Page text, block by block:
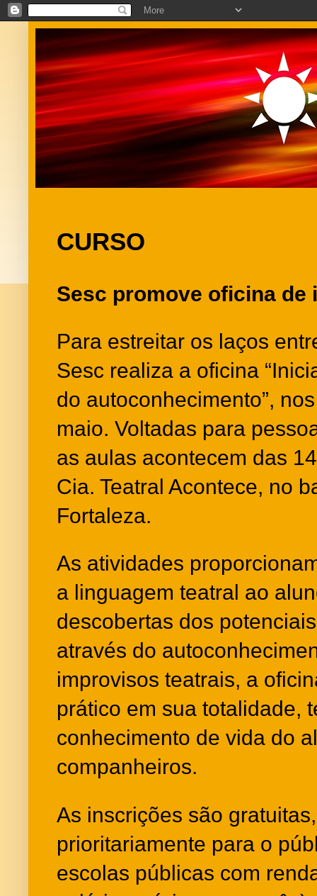
CURSO
Sesc promove oficina de
Para estreitar os laços
Sesc realiza a oficina
do autoconhecimento”,
maio. Voltadas para
as aulas acontecem das
Cia. Teatral Acontece, no
Fortaleza.
As atividades
a linguagem teatral ao
descobertas dos
através do
improvisos teatrais, a
prático em sua totalidade,
conhecimento de vida do
companheiros.
As inscrições são
prioritariamente para o
escolas públicas com